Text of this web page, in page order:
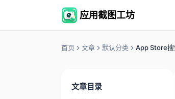
应用截图工坊
首页 文章 默认分类 App Store搜
文章目录